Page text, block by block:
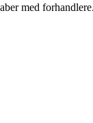
med